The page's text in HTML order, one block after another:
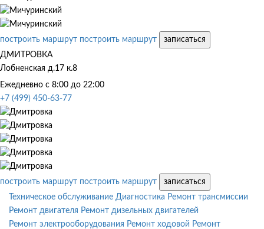
построить маршрут построить маршрут
записаться
ДМИТРОВКА
Лобненская д.17 к.8
Ежедневно с 8:00 до 22:00
+7 (499) 450-63-77
построить маршрут построить маршрут
записаться
Техническое обслуживание Диагностика Ремонт трансмиссии
Ремонт двигателя Ремонт дизельных двигателей
Ремонт электрооборудования Ремонт ходовой Ремонт